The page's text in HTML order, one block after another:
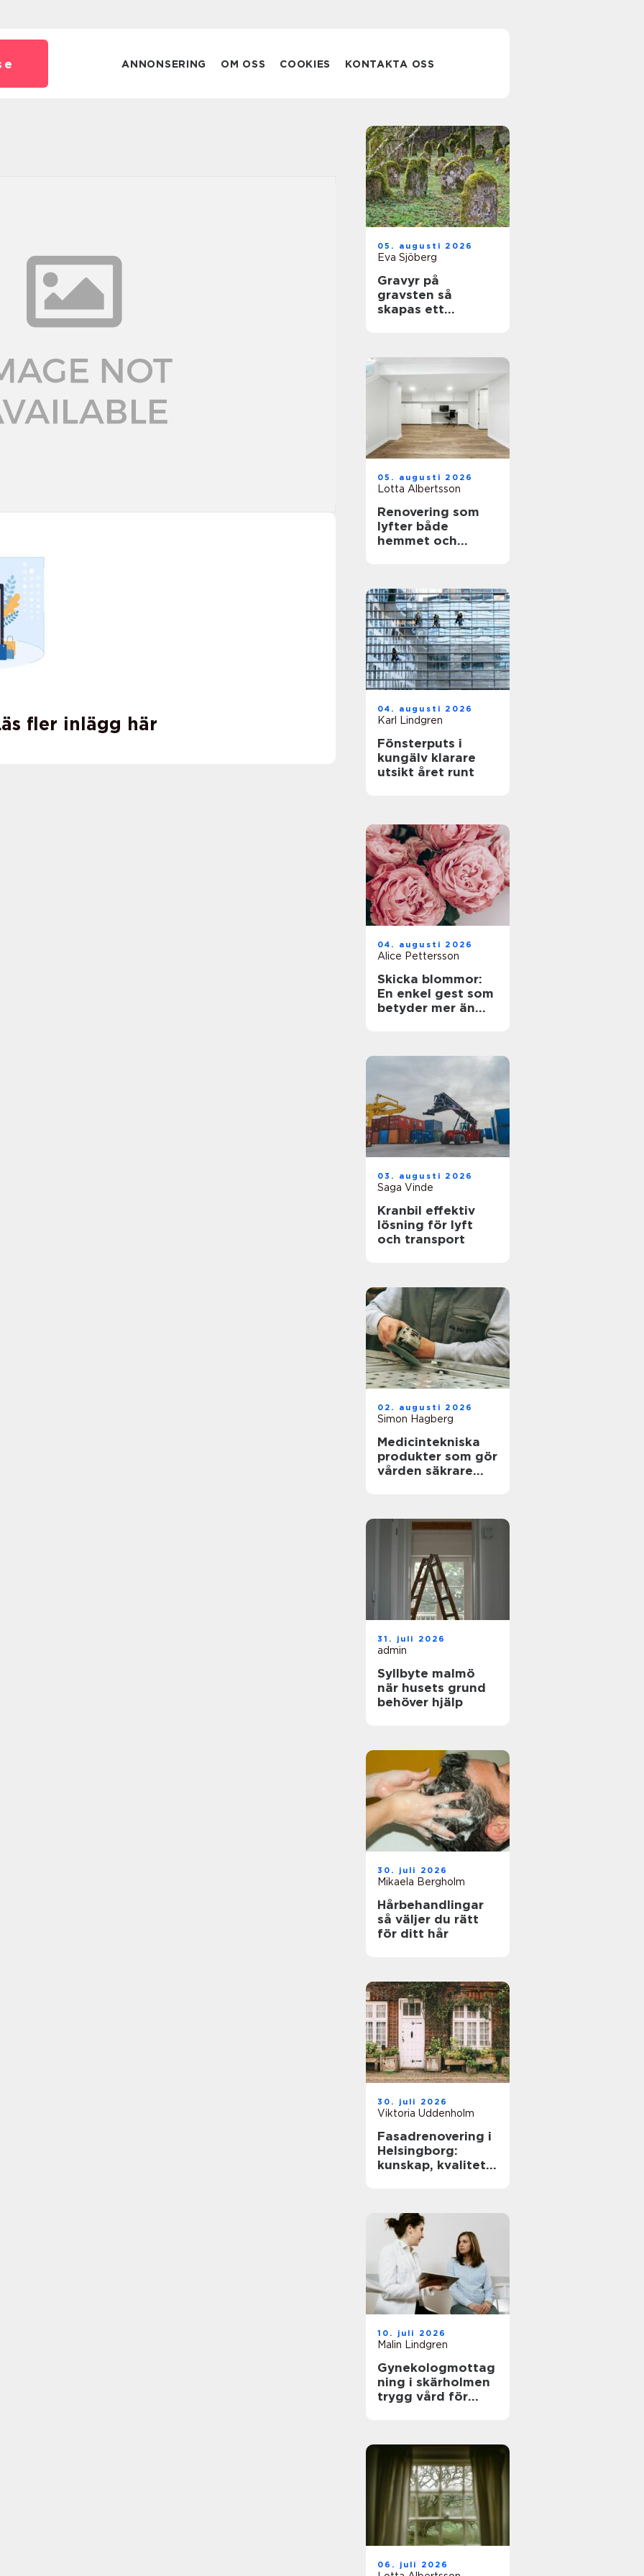
ANNONSERING OM OSS COOKIES KONTAKTA OSS
fler inlägg här
05. augusti 2026
Eva Sjöberg
Gravyr på
gravsten så
skapas ett
05. augusti 2026
Lotta Albertsson
Renovering som
lyfter både
hemmet och
04. augusti 2026
Karl Lindgren
Fönsterputs i
kungälv klarare
utsikt året runt
04. augusti 2026
Alice Pettersson
Skicka blommor:
En enkel gest som
betyder mer än
03. augusti 2026
Saga Vinde
Kranbil effektiv
lösning för lyft
och transport
02. augusti 2026
Simon Hagberg
Medicintekniska
produkter som gör
vården säkrare
31. juli 2026
admin
Syllbyte malmö
när husets grund
behöver hjälp
30. juli 2026
Mikaela Bergholm
Hårbehandlingar
så väljer du rätt
för ditt hår
30. juli 2026
Viktoria Uddenholm
Fasadrenovering i
Helsingborg:
kunskap, kvalitet
10. juli 2026
Malin Lindgren
Gynekologmottag
ning i skärholmen
trygg vård för
06. juli 2026